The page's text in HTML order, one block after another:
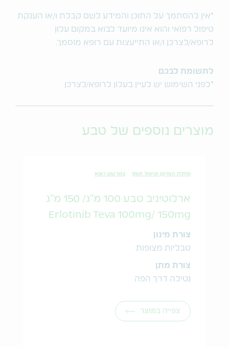
*אין להסתמך על התוכן והמידע לשם קבלת ו/או הענקת
טיפול רפואי והוא אינו מיועד לבוא במקום עלון
לרופא/לצרכן ו/או התייעצות עם רופא מוסמך.
לתשומת לבכם
*לפני השימוש יש לעיין בעלון לרופא/לצרכן
מוצרים נוספים של טבע
מחלת הסרטן וטיפול תומך במרשם רופא
ארלוטיניב טבע 100 מ"ג/ 150 מ"ג
Erlotinib Teva 100mg/ 150mg
צורת מינון
טבליות מצופות
צורת מתן
נטילה דרך הפה
צפייה במוצר